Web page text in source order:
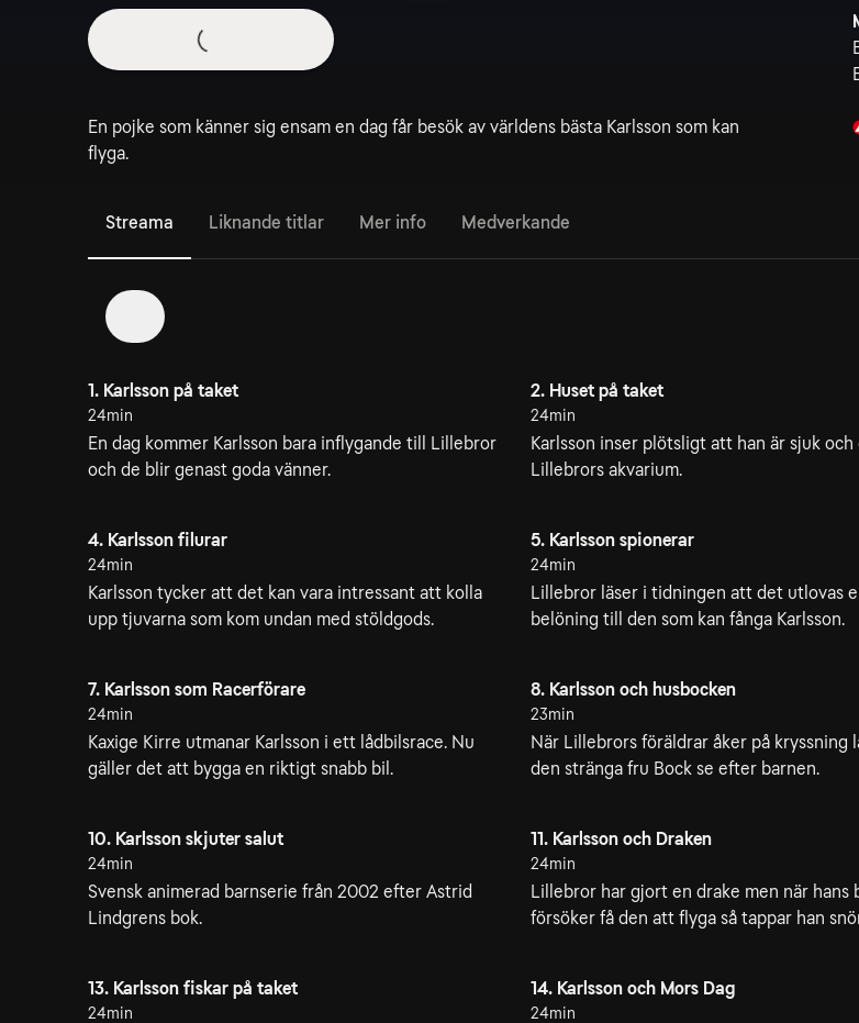
En pojke som känner sig ensam en dag får besök av världens bästa Karlsson som kan
flyga.
Streama Liknande titlar Mer info Medverkande
1. Karlsson på taket
24min
En dag kommer Karlsson bara inflygande till Lillebror
och de blir genast goda vänner.
2. Huset på taket
24min
Karlsson inser plötsligt att han är sjuk
Lillebrors akvarium.
4. Karlsson filurar
24min
Karlsson tycker att det kan vara intressant att kolla
upp tjuvarna som kom undan med stöldgods.
5. Karlsson spionerar
24min
Lillebror läser i tidningen att det utlovas
belöning till den som kan fånga Karlsson.
7. Karlsson som Racerförare
24min
Kaxige Kirre utmanar Karlsson i ett lådbilsrace. Nu
gäller det att bygga en riktigt snabb bil.
8. Karlsson och husbocken
23min
När Lillebrors föräldrar åker på kryssning
den stränga fru Bock se efter barnen.
10. Karlsson skjuter salut
24min
Svensk animerad barnserie från 2002 efter Astrid
Lindgrens bok.
11. Karlsson och Draken
24min
Lillebror har gjort en drake men när hans
försöker få den att flyga så tappar han
13. Karlsson fiskar på taket
24min
14. Karlsson och Mors Dag
24min